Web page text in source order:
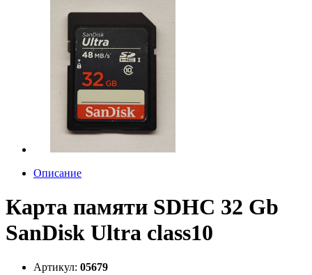
Описание
Карта памяти SDHC 32 Gb
SanDisk Ultra class10
Артикул: 05679